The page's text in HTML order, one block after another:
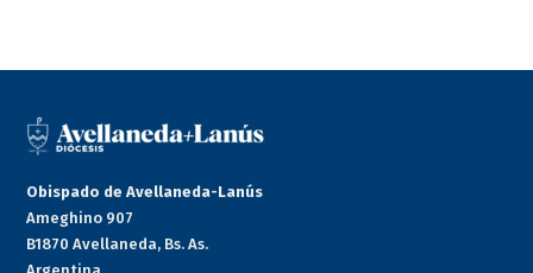
Obispado de Avellaneda-Lanús
Ameghino 907
B1870 Avellaneda, Bs. As.